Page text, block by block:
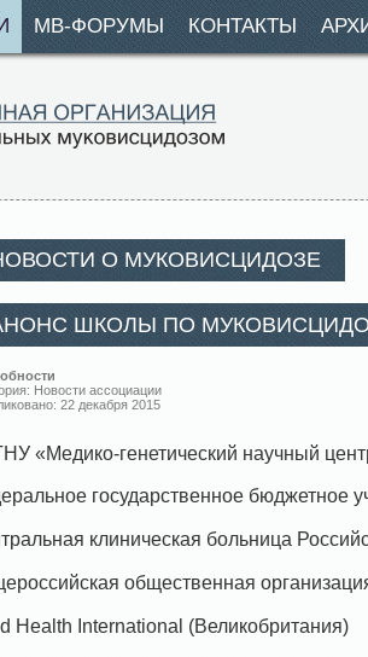
МВ-ФОРУМЫ КОНТАКТЫ
О МУКОВИСЦИДОЗЕ
ШКОЛЫ ПО
Новости ассоциации
22 декабря 2015
«Медико-генетический научный
государственное бюджетное
клиническая больница
общественная
Health International (Великобритания)